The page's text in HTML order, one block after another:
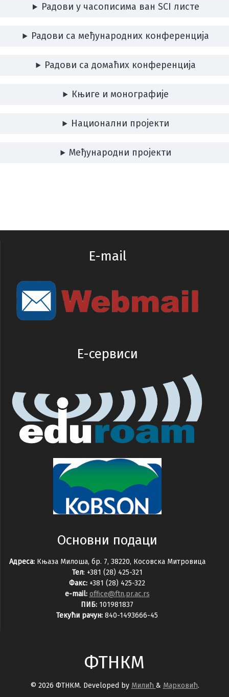
Радови у часописима ван SCI листе
Радови са међународних конференција
Радови са домаћих конференција
Књиге и монографије
Национални пројекти
Међународни пројекти
E-mail
E-сервиси
Основни подаци
Адреса: Књаза Милоша, бр. 7, 38220, Косовска Митровица
Тел: +381 (28) 425-321
Факс: +381 (28) 425-322
e-mail: office@ftn.pr.ac.rs
ПИБ: 101981837
Текући рачун: 840-1493666-45
ФТНКМ
© 2026 ФТНКМ. Developed by Милић & Марковић.